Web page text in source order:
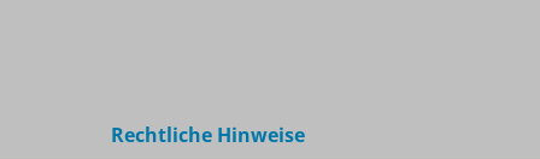
Rechtliche Hinweise